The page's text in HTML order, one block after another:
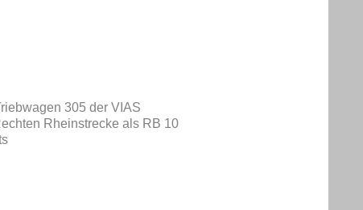
305 der VIAS
Rheinstrecke als RB 10